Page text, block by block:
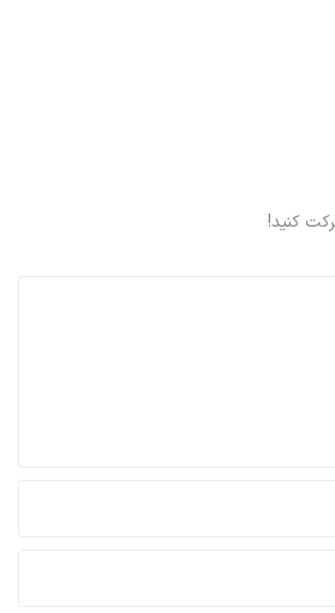
کنید!